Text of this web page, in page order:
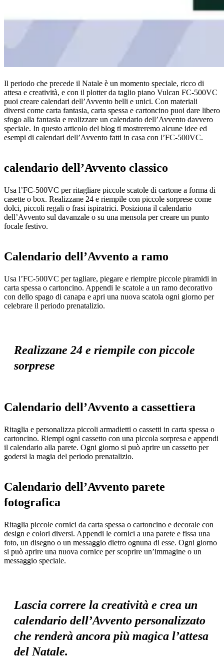
Il periodo che precede il Natale è un momento speciale, ricco di
attesa e creatività, e con il plotter da taglio piano Vulcan FC-500VC
puoi creare calendari dell’Avvento belli e unici. Con materiali
diversi come carta fantasia, carta spessa e cartoncino puoi dare libero
sfogo alla fantasia e realizzare un calendario dell’Avvento davvero
speciale. In questo articolo del blog ti mostreremo alcune idee ed
esempi di calendari dell’Avvento fatti in casa con l’FC-500VC.
calendario dell’Avvento classico
Usa l’FC-500VC per ritagliare piccole scatole di cartone a forma di
casette o box. Realizzane 24 e riempile con piccole sorprese come
dolci, piccoli regali o frasi ispiratrici. Posiziona il calendario
dell’Avvento sul davanzale o su una mensola per creare un punto
focale festivo.
Calendario dell’Avvento a ramo
Usa l’FC-500VC per tagliare, piegare e riempire piccole piramidi in
carta spessa o cartoncino. Appendi le scatole a un ramo decorativo
con dello spago di canapa e apri una nuova scatola ogni giorno per
celebrare il periodo prenatalizio.
Realizzane 24 e riempile con piccole
sorprese
Calendario dell’Avvento a cassettiera
Ritaglia e personalizza piccoli armadietti o cassetti in carta spessa o
cartoncino. Riempi ogni cassetto con una piccola sorpresa e appendi
il calendario alla parete. Ogni giorno si può aprire un cassetto per
godersi la magia del periodo prenatalizio.
Calendario dell’Avvento parete
fotografica
Ritaglia piccole cornici da carta spessa o cartoncino e decorale con
design e colori diversi. Appendi le cornici a una parete e fissa una
foto, un disegno o un messaggio dietro ognuna di esse. Ogni giorno
si può aprire una nuova cornice per scoprire un’immagine o un
messaggio speciale.
Lascia correre la creatività e crea un
calendario dell’Avvento personalizzato
che renderà ancora più magica l’attesa
del Natale.